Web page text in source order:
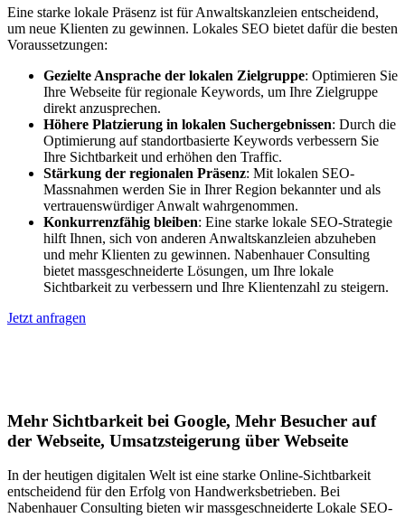
Eine starke lokale Präsenz ist für Anwaltskanzleien entscheidend,
um neue Klienten zu gewinnen. Lokales SEO bietet dafür die besten
Voraussetzungen:
Gezielte Ansprache der lokalen Zielgruppe: Optimieren Sie
Ihre Webseite für regionale Keywords, um Ihre Zielgruppe
direkt anzusprechen.
Höhere Platzierung in lokalen Suchergebnissen: Durch die
Optimierung auf standortbasierte Keywords verbessern Sie
Ihre Sichtbarkeit und erhöhen den Traffic.
Stärkung der regionalen Präsenz: Mit lokalen SEO-
Massnahmen werden Sie in Ihrer Region bekannter und als
vertrauenswürdiger Anwalt wahrgenommen.
Konkurrenzfähig bleiben: Eine starke lokale SEO-Strategie
hilft Ihnen, sich von anderen Anwaltskanzleien abzuheben
und mehr Klienten zu gewinnen. Nabenhauer Consulting
bietet massgeschneiderte Lösungen, um Ihre lokale
Sichtbarkeit zu verbessern und Ihre Klientenzahl zu steigern.
Jetzt anfragen
Mehr Sichtbarkeit bei Google, Mehr Besucher auf
der Webseite, Umsatzsteigerung über Webseite
In der heutigen digitalen Welt ist eine starke Online-Sichtbarkeit
entscheidend für den Erfolg von Handwerksbetrieben. Bei
Nabenhauer Consulting bieten wir massgeschneiderte Lokale SEO-